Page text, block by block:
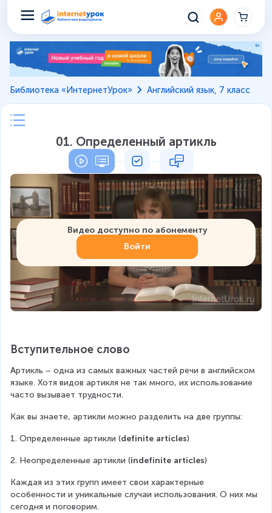
Библиотека «ИнтернетУрок» Английский язык, 7 класс
01. Определенный артикль
Видео доступно по абонементу
Войти
Вступительное слово
Артикль – одна из самых важных частей речи в английском
языке. Хотя видов артикля не так много, их использование
часто вызывает трудности.
Как вы знаете, артикли можно разделить на две группы:
1. Определенные артикли (definite articles)
2. Неопределенные артикли (indefinite articles)
Каждая из этих групп имеет свои характерные
особенности и уникальные случаи использования. О них мы
сегодня и поговорим.